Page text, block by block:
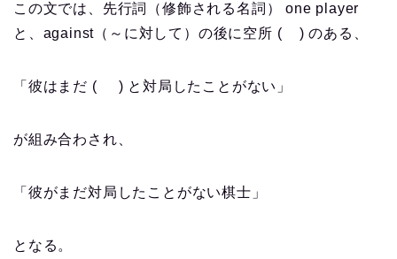
この文では、先行詞（修飾される名詞） one player
と、against（～に対して）の後に空所 ( ) のある、
「彼はまだ ( ) と対局したことがない」
が組み合わされ、
「彼がまだ対局したことがない棋士」
となる。